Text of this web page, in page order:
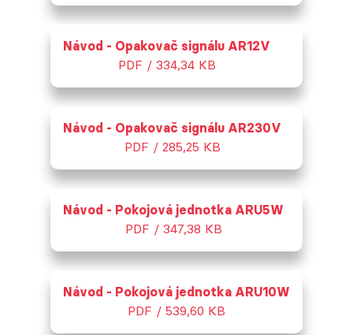
Návod - Opakovač signálu AR12V
PDF / 334,34 KB
Návod - Opakovač signálu AR230V
PDF / 285,25 KB
Návod - Pokojová jednotka ARU5W
PDF / 347,38 KB
Návod - Pokojová jednotka ARU10W
PDF / 539,60 KB